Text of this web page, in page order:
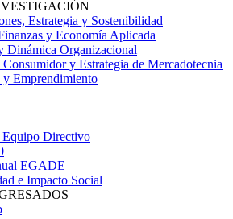
Estrategia y Sostenibilidad
y Economía Aplicada
Dinámica Organizacional
y Estrategia de Mercadotecnia
Emprendimiento
Equipo Directivo
EGADE
e Impacto Social